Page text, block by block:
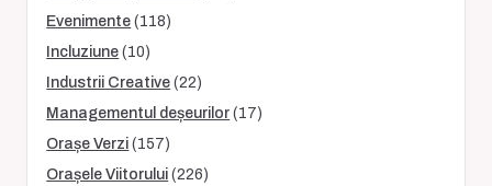
Evenimente (118)
Incluziune (10)
Industrii Creative (22)
Managementul deșeurilor (17)
Orașe Verzi (157)
Orașele Viitorului (226)